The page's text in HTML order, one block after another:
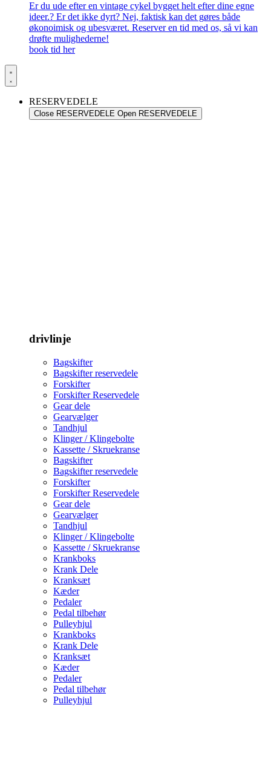
Er du ude efter en vintage cykel bygget helt efter dine egne
ideer.? Er det ikke dyrt? Nej, faktisk kan det gøres både
økonoimisk og ubesværet. Reserver en tid med os, så vi kan
drøfte mulighederne!
book tid her
RESERVEDELE
Close RESERVEDELE Open RESERVEDELE
drivlinje
Bagskifter
Bagskifter reservedele
Forskifter
Forskifter Reservedele
Gear dele
Gearvælger
Tandhjul
Klinger / Klingebolte
Kassette / Skruekranse
Bagskifter
Bagskifter reservedele
Forskifter
Forskifter Reservedele
Gear dele
Gearvælger
Tandhjul
Klinger / Klingebolte
Kassette / Skruekranse
Krankboks
Krank Dele
Kranksæt
Kæder
Pedaler
Pedal tilbehør
Pulleyhjul
Krankboks
Krank Dele
Kranksæt
Kæder
Pedaler
Pedal tilbehør
Pulleyhjul